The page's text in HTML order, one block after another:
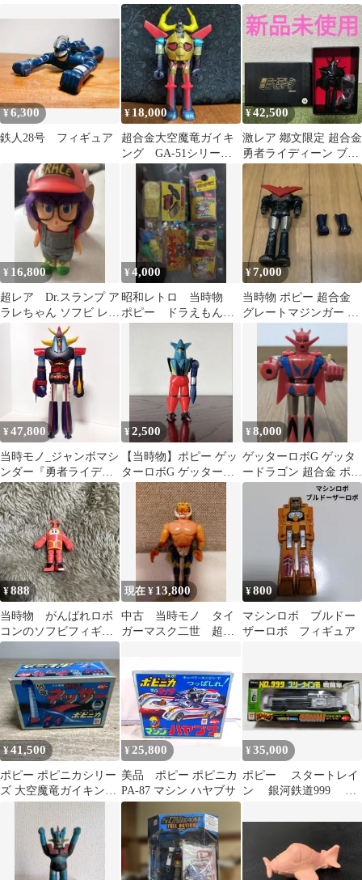
和レトロ 永井豪 ゲッタ
ーロボG
4期 ロボット 希少
¥6,300
鉄人28号 フィギュア
¥18,000
超合金大空魔竜ガイキ
ング GA-51シリーズ
初期（1期）
¥42,500
激レア 鄕文限定 超合金
勇者ライディーン ブラ
ックバージョン 当時物
¥ 16,800
超レア Dr.スランプ ア
ラレちゃん ソフビ レト
ロ 鳥山明
¥4,000
昭和レトロ 当時物
ポピー ドラえもん
¥7,000
当時物 ポピー 超合金
グレートマジンガー パ
ンチ ミサイル 左右パー
ツ付き
¥47,800
当時モノ_ジャンボマシ
ンダー『勇者ライディ
ーン』頭部黄色成形
¥2,500
【当時物】ポピー ゲッ
ターロボG ゲッターラ
イガー ソフビ フィギュ
ア 永井豪
¥8,000
ゲッターロボG ゲッタ
ードラゴン 超合金 ポピ
ー フィギュア
¥888
当時物 がんばれロボ
コンのソフビフィギュ
ア ポピー 昭和レト
ロ品
現在 ¥ 13,800
中古 当時モノ タイ
ガーマスク二世 超合
¥800
マシンロボ ブルドー
ザーロボ フィギュア
¥41,500
ポピー ポピニカシリー
ズ 大空魔竜ガイキング
¥25,800
美品 ポピー ポピニカ
PA-87 マシン ハヤブサ
¥35,000
ポピー スタートレイ
ン 銀河鉄道999 ス
車 松本零士